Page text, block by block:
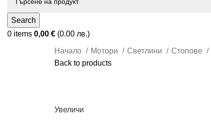
Search
0 items 0,00 € (0.00 лв.)
Начало Мотори Светлини Стопове
Back to products
Увеличи